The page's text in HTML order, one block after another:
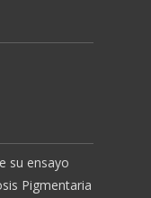
su ensayo
Pigmentaria